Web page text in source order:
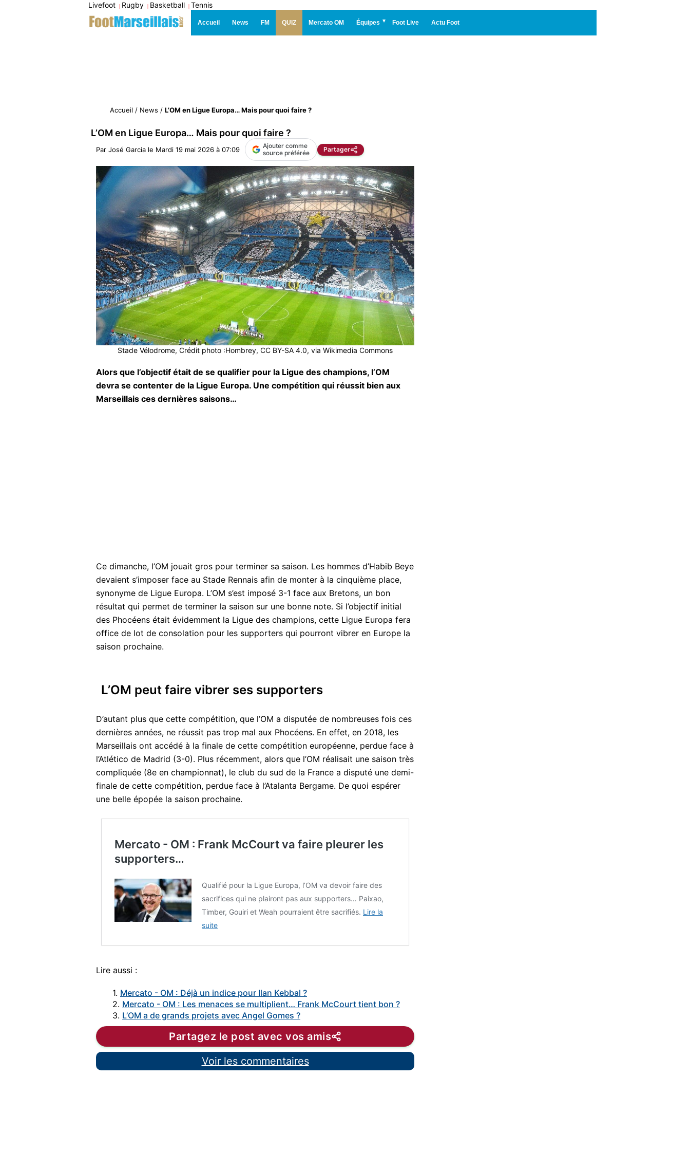
Livefoot | Rugby | Basketball | Tennis
Accueil News FM QUIZ Mercato OM Équipes Foot Live Actu Foot
Accueil / News / L’OM en Ligue Europa… Mais pour quoi faire ?
L’OM en Ligue Europa… Mais pour quoi faire ?
Par José Garcia le Mardi 19 mai 2026 à 07:09
Ajouter comme
source préférée
Partager
Stade Vélodrome, Crédit photo :Hombrey, CC BY-SA 4.0, via Wikimedia Commons
Alors que l’objectif était de se qualifier pour la Ligue des champions, l’OM
devra se contenter de la Ligue Europa. Une compétition qui réussit bien aux
Marseillais ces dernières saisons…
Ce dimanche, l’OM jouait gros pour terminer sa saison. Les hommes d’Habib Beye
devaient s’imposer face au Stade Rennais afin de monter à la cinquième place,
synonyme de Ligue Europa. L’OM s’est imposé 3-1 face aux Bretons, un bon
résultat qui permet de terminer la saison sur une bonne note. Si l’objectif initial
des Phocéens était évidemment la Ligue des champions, cette Ligue Europa fera
office de lot de consolation pour les supporters qui pourront vibrer en Europe la
saison prochaine.
L’OM peut faire vibrer ses supporters
D’autant plus que cette compétition, que l’OM a disputée de nombreuses fois ces
dernières années, ne réussit pas trop mal aux Phocéens. En effet, en 2018, les
Marseillais ont accédé à la finale de cette compétition européenne, perdue face à
l’Atlético de Madrid (3-0). Plus récemment, alors que l’OM réalisait une saison très
compliquée (8e en championnat), le club du sud de la France a disputé une demi-
finale de cette compétition, perdue face à l’Atalanta Bergame. De quoi espérer
une belle épopée la saison prochaine.
Mercato - OM : Frank McCourt va faire pleurer les
supporters…
Qualifié pour la Ligue Europa, l’OM va devoir faire des
sacrifices qui ne plairont pas aux supporters… Paixao,
Timber, Gouiri et Weah pourraient être sacrifiés. Lire la
suite
Lire aussi :
1. Mercato - OM : Déjà un indice pour Ilan Kebbal ?
2. Mercato - OM : Les menaces se multiplient… Frank McCourt tient bon ?
3. L’OM a de grands projets avec Angel Gomes ?
Partagez le post avec vos amis
Voir les commentaires